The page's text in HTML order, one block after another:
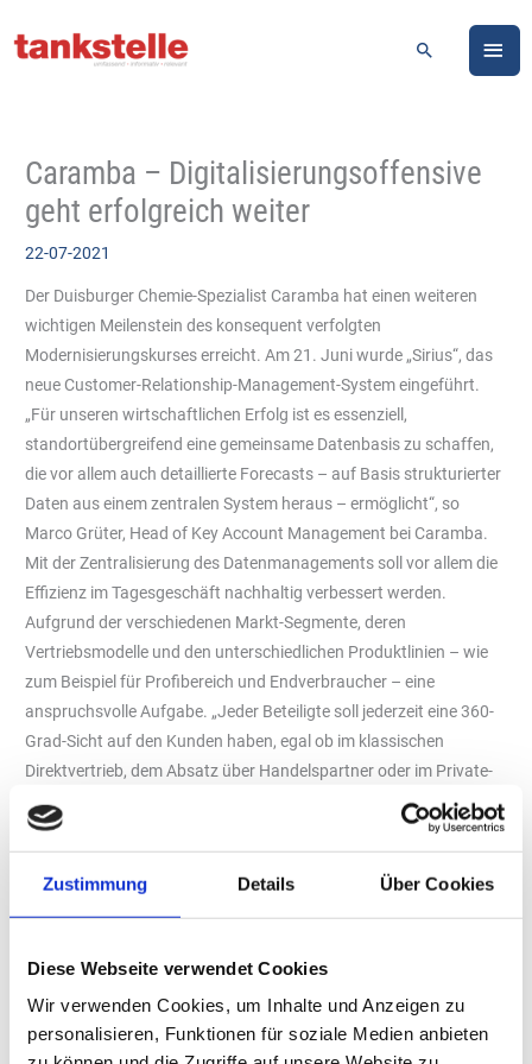
Zustimmung Details Über Cookies
Diese Webseite verwendet Cookies
Wir verwenden Cookies, um Inhalte und Anzeigen zu
personalisieren, Funktionen für soziale Medien anbieten
Inhalt
Suchen
Caramba – Digitalisierungsoffensive
geht erfolgreich weiter
22-07-2021
Der Duisburger Chemie-Spezialist Caramba hat einen weiteren
wichtigen Meilenstein des konsequent verfolgten
Modernisierungskurses erreicht. Am 21. Juni wurde „Sirius“, das
neue Customer-Relationship-Management-System eingeführt.
„Für unseren wirtschaftlichen Erfolg ist es essenziell,
standortübergreifend eine gemeinsame Datenbasis zu schaffen,
die vor allem auch detaillierte Forecasts – auf Basis strukturierter
Daten aus einem zentralen System heraus – ermöglicht“, so
Marco Grüter, Head of Key Account Management bei Caramba.
Mit der Zentralisierung des Datenmanagements soll vor allem die
Effizienz im Tagesgeschäft nachhaltig verbessert werden.
Aufgrund der verschiedenen Markt-Segmente, deren
Vertriebsmodelle und den unterschiedlichen Produktlinien – wie
zum Beispiel für Profibereich und Endverbraucher – eine
anspruchsvolle Aufgabe. „Jeder Beteiligte soll jederzeit eine 360-
Grad-Sicht auf den Kunden haben, egal ob im klassischen
Direktvertrieb, dem Absatz über Handelspartner oder im Private-
Label-Geschäft, in dem wir große Automobilhersteller mit
individuell gebrandeten Reinigungsprodukten zur Fahrzeugpflege
beliefern“, erklärt Marco Grüter.
IT und Vertrieb arbeiten Hand in Hand
Lösung aber auch zur generellen IT-Strategie der
IT bei der Caramba Holding GmbH, ergänzt: „Im Konzern haben
wir bereits seit langem und an vielerlei Stellen SAP-Lösungen